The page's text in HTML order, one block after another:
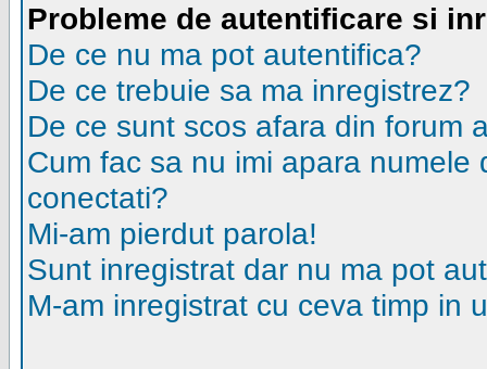
Probleme de autentificare si
De ce nu ma pot autentifica?
De ce trebuie sa ma inregistrez?
De ce sunt scos afara din forum
Cum fac sa nu imi apara
conectati?
Mi-am pierdut parola!
Sunt inregistrat dar nu ma pot
M-am inregistrat cu ceva timp in